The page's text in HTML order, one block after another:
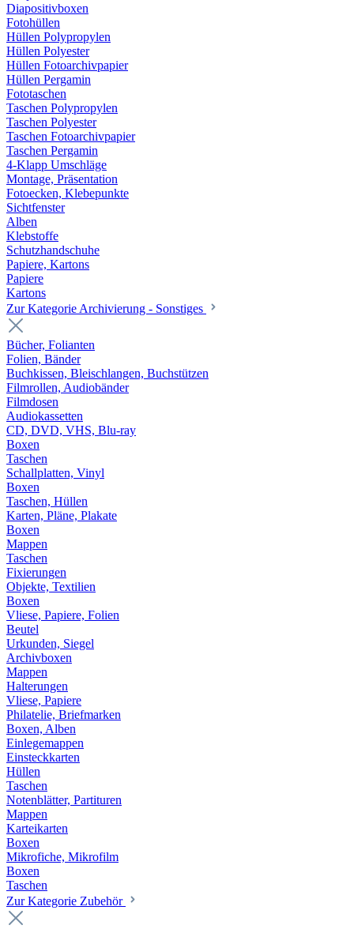
Diapositivboxen
Fotohüllen
Hüllen Polypropylen
Hüllen Polyester
Hüllen Fotoarchivpapier
Hüllen Pergamin
Fototaschen
Taschen Polypropylen
Taschen Polyester
Taschen Fotoarchivpapier
Taschen Pergamin
4-Klapp Umschläge
Montage, Präsentation
Fotoecken, Klebepunkte
Sichtfenster
Alben
Klebstoffe
Schutzhandschuhe
Papiere, Kartons
Papiere
Kartons
Zur Kategorie Archivierung - Sonstiges
Bücher, Folianten
Folien, Bänder
Buchkissen, Bleischlangen, Buchstützen
Filmrollen, Audiobänder
Filmdosen
Audiokassetten
CD, DVD, VHS, Blu-ray
Boxen
Taschen
Schallplatten, Vinyl
Boxen
Taschen, Hüllen
Karten, Pläne, Plakate
Boxen
Mappen
Taschen
Fixierungen
Objekte, Textilien
Boxen
Vliese, Papiere, Folien
Beutel
Urkunden, Siegel
Archivboxen
Mappen
Halterungen
Vliese, Papiere
Philatelie, Briefmarken
Boxen, Alben
Einlegemappen
Einsteckkarten
Hüllen
Taschen
Notenblätter, Partituren
Mappen
Karteikarten
Boxen
Mikrofiche, Mikrofilm
Boxen
Taschen
Zur Kategorie Zubehör